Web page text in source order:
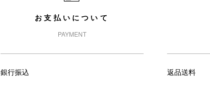
お支払いについて
PAYMENT
銀行振込 返品送料